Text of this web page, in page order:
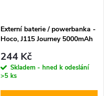
Externí baterie / powerbanka -
Hoco, J115 Journey 5000mAh
244 Kč
Skladem - hned k odeslání
>5 ks